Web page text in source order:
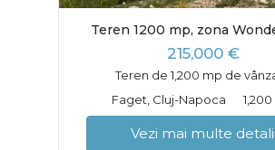
Teren 1200 mp, zona
215,000 €
Teren de 1,200 mp de
Faget, Cluj-Napoca
Vezi mai multe detalii